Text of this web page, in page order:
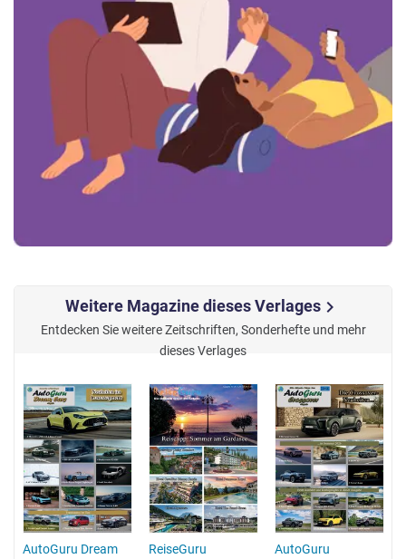
Weitere Magazine dieses Verlageschevron_right
Entdecken Sie weitere Zeitschriften, Sonderhefte und mehr
dieses Verlages
AutoGuru Dream
ReiseGuru
AutoGuru